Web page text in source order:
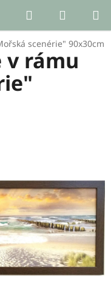
Hledat
KOŠÍK
scenérie" 90x30cm
v rámu